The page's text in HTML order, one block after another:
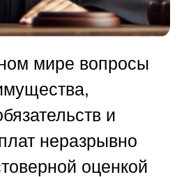
мире вопросы
и
неразрывно
оценкой